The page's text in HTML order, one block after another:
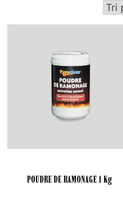
POUDRE DE RAMONAGE 1 Kg